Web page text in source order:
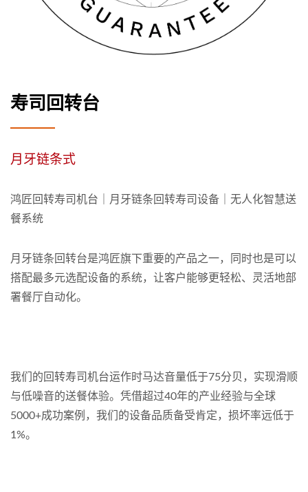
寿司回转台
月牙链条式
鸿匠回转寿司机台｜月牙链条回转寿司设备｜无人化智慧送
餐系统
月牙链条回转台是鸿匠旗下重要的产品之一，同时也是可以
搭配最多元选配设备的系统，让客户能够更轻松、灵活地部
署餐厅自动化。
我们的回转寿司机台运作时马达音量低于75分贝，实现滑顺
与低噪音的送餐体验。凭借超过40年的产业经验与全球
5000+成功案例，我们的设备品质备受肯定，损坏率远低于
1%。